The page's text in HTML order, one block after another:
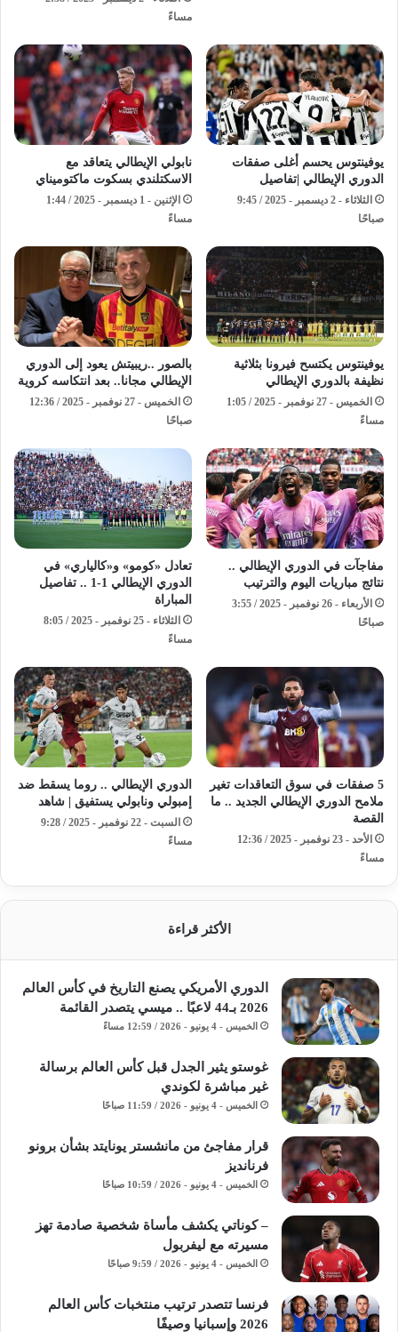
مساءً
يوفينتوس يحسم أغلى صفقات
الدوري الإيطالي |تفاصيل
الثلاثاء - 2 ديسمبر - 2025 / 9:45
صباحًا
نابولي الإيطالي يتعاقد مع
الاسكتلندي بسكوت ماكتوميناي
الإثنين - 1 ديسمبر - 2025 / 1:44
مساءً
يوفينتوس يكتسح فيرونا بثلاثية
نظيفة بالدوري الإيطالي
الخميس - 27 نوفمبر - 2025 / 1:05
مساءً
بالصور ..ريبيتش يعود إلى الدوري
الإيطالي مجانا.. بعد انتكاسه كروية
الخميس - 27 نوفمبر - 2025 / 12:36
صباحًا
مفاجآت في الدوري الإيطالي ..
نتائج مباريات اليوم والترتيب
الأربعاء - 26 نوفمبر - 2025 / 3:55
صباحًا
تعادل «كومو» و«كالياري» في
الدوري الإيطالي 1-1 .. تفاصيل
المباراة
الثلاثاء - 25 نوفمبر - 2025 / 8:05
مساءً
5 صفقات في سوق التعاقدات تغير
ملامح الدوري الإيطالي الجديد .. ما
القصة
الأحد - 23 نوفمبر - 2025 / 12:36
مساءً
الدوري الإيطالي .. روما يسقط ضد
إمبولي ونابولي يستفيق | شاهد
السبت - 22 نوفمبر - 2025 / 9:28
مساءً
الأكثر قراءة
الدوري الأمريكي يصنع التاريخ في كأس العالم
2026 بـ44 لاعبًا .. ميسي يتصدر القائمة
الخميس - 4 يونيو - 2026 / 12:59 مساءً
غوستو يثير الجدل قبل كأس العالم برسالة
غير مباشرة لكوندي
الخميس - 4 يونيو - 2026 / 11:59 صباحًا
قرار مفاجئ من مانشستر يونايتد بشأن برونو
فرنانديز
الخميس - 4 يونيو - 2026 / 10:59 صباحًا
– كوناتي يكشف مأساة شخصية صادمة تهز
مسيرته مع ليفربول
الخميس - 4 يونيو - 2026 / 9:59 صباحًا
فرنسا تتصدر ترتيب منتخبات كأس العالم
2026 وإسبانيا وصيفًا